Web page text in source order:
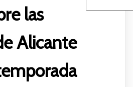
las
Alicante